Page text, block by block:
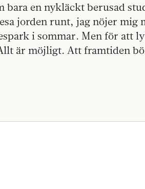
bara en nykläckt berusad
jorden runt, jag nöjer mig
i sommar. Men för att
är möjligt. Att framtiden